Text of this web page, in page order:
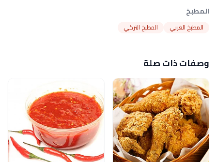
المطبخ
المطبخ الغربي المطبخ التركي
وصفات ذات صلة